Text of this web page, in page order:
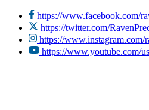
https://www.facebook.com/
https://twitter.com/
https://www.instagram.com/
https://www.youtube.com/